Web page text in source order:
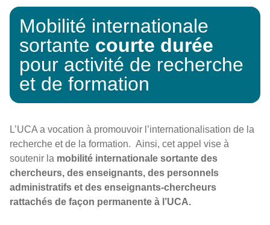
Mobilité internationale
sortante courte durée
pour activité de recherche
et de formation
L’UCA a vocation à promouvoir l’internationalisation de la
recherche et de la formation. Ainsi, cet appel vise à
soutenir la mobilité internationale sortante des
chercheurs, des enseignants, des personnels
administratifs et des enseignants-chercheurs
rattachés de façon permanente à l’UCA.